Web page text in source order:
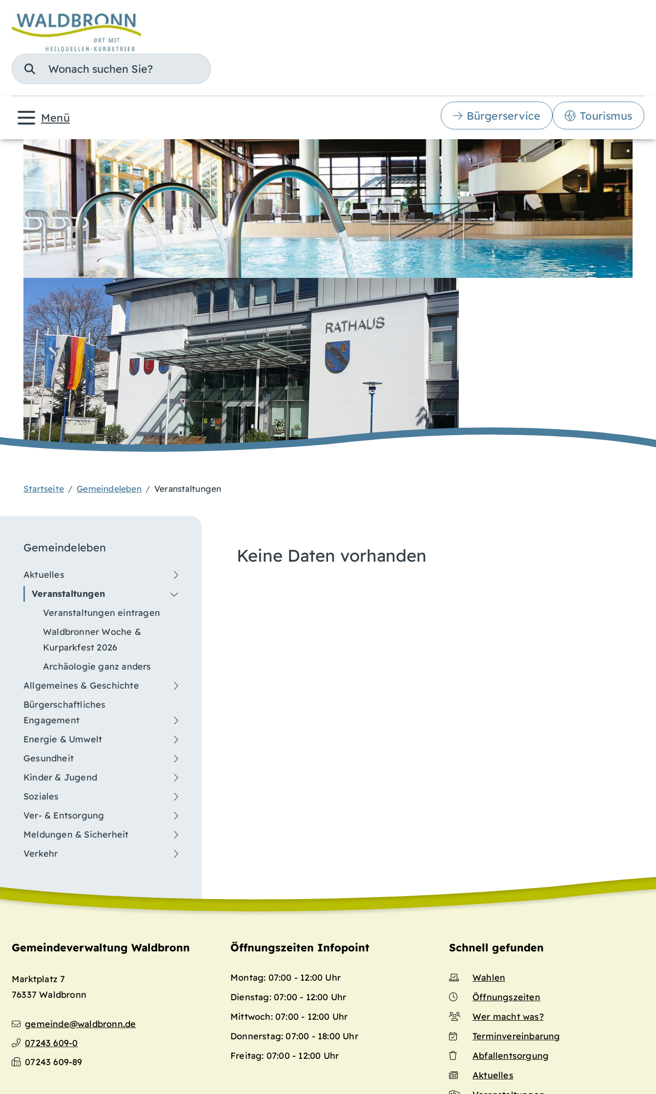
Suche
Menü Bürgerservice Tourismus
Startseite Gemeindeleben Veranstaltungen
Gemeindeleben
Aktuelles
Veranstaltungen
Veranstaltungen eintragen
Waldbronner Woche &
Kurparkfest 2026
Archäologie ganz anders
Allgemeines & Geschichte
Bürgerschaftliches
Engagement
Energie & Umwelt
Gesundheit
Kinder & Jugend
Soziales
Ver- & Entsorgung
Meldungen & Sicherheit
Verkehr
Keine Daten vorhanden
Gemeindeverwaltung Waldbronn
Marktplatz 7
76337 Waldbronn
gemeinde@waldbronn.de
07243 609-0
07243 609-89
Öffnungszeiten Infopoint
Montag: 07:00 - 12:00 Uhr
Dienstag: 07:00 - 12:00 Uhr
Mittwoch: 07:00 - 12:00 Uhr
Donnerstag: 07:00 - 18:00 Uhr
Freitag: 07:00 - 12:00 Uhr
Schnell gefunden
Wahlen
Öffnungszeiten
Wer macht was?
Terminvereinbarung
Abfallentsorgung
Aktuelles